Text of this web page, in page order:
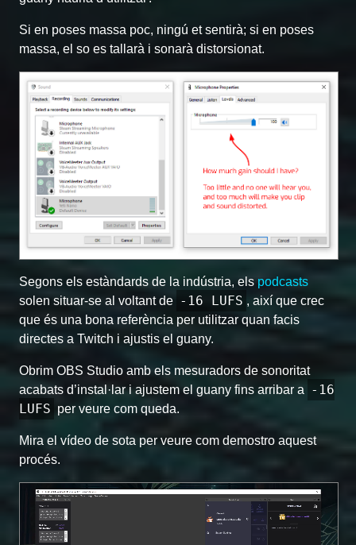
Si en poses massa poc, ningú et sentirà; si en poses
massa, el so es tallarà i sonarà distorsionat.
Segons els estàndards de la indústria, elspodcasts
solen situar-se al voltant de -16 LUFS , així que crec
que és una bona referència per utilitzar quan facis
directes a Twitch i ajustis el guany.
Obrim OBS Studio amb els mesuradors de sonoritat
acabats d’instal·lar i ajustem el guany fins arribar a
-16
LUFS per veure com queda.
Mira el vídeo de sota per veure com demostro aquest
procés.